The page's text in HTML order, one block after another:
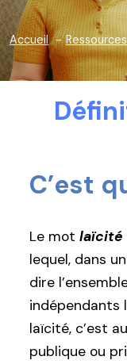
Accueil Ressources
C’est
Le mot laïcité
lequel, dans
dire
indépendants
laïcité, c’est
publique ou